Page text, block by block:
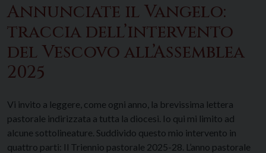
Annunciate il Vangelo:
traccia dell’intervento
del Vescovo all’Assemblea
2025
Vi invito a leggere, come ogni anno, la brevissima lettera
pastorale indirizzata a tutta la diocesi. Io qui mi limito ad
alcune sottolineature. Suddivido questo mio intervento in
quattro parti: Il Triennio pastorale 2025-28. L’anno pastorale